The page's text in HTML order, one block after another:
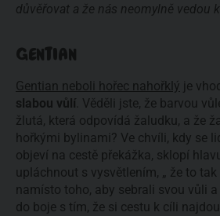
důvěřovat a že nás neomylně vedou
GENTIAN
Gentian neboli hořec nahořklý je
slabou vůlí . Věděli jste, že barvou
žlutá, která odpovídá žaludku, a že
hořkými bylinami? Ve chvíli, kdy se
objeví na cestě překážka, sklopí
upláchnout s vysvětlením, „ že to tak
namísto toho, aby sebrali svou vůli
do boje s tím, že si cestu k cíli